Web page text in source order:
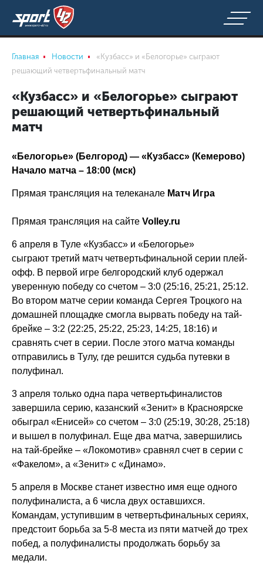
Главная Новости
«Кузбасс» и «Белогорье» сыграют
решающий четвертьфинальный матч
«Кузбасс» и «Белогорье» сыграют
решающий четвертьфинальный
матч
«Белогорье» (Белгород) — «Кузбасс» (Кемерово)
Начало матча – 18:00 (мск)
Прямая трансляция на телеканале Матч Игра
Прямая трансляция на сайте Volley.ru
6 апреля в Туле «Кузбасс» и «Белогорье»
сыграют третий матч четвертьфинальной серии плей-
офф. В первой игре белгородский клуб одержал
уверенную победу со счетом – 3:0 (25:16, 25:21, 25:12.
Во втором матче серии команда Сергея Троцкого на
домашней площадке смогла вырвать победу на тай-
брейке – 3:2 (22:25, 25:22, 25:23, 14:25, 18:16) и
сравнять счет в серии. После этого матча команды
отправились в Тулу, где решится судьба путевки в
полуфинал.
3 апреля только одна пара четвертьфиналистов
завершила серию, казанский «Зенит» в Красноярске
обыграл «Енисей» со счетом – 3:0 (25:19, 30:28, 25:18)
и вышел в полуфинал. Еще два матча, завершились
на тай-брейке – «Локомотив» сравнял счет в серии с
«Факелом», а «Зенит» с «Динамо».
5 апреля в Москве станет известно имя еще одного
полуфиналиста, а 6 числа двух оставшихся.
Командам, уступившим в четвертьфинальных сериях,
предстоит борьба за 5-8 места из пяти матчей до трех
побед, а полуфиналисты продолжать борьбу за
медали.